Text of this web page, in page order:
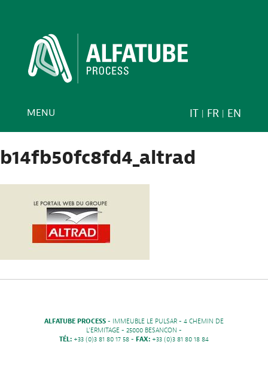
IT FR EN
MENU
b14fb50fc8fd4_altrad
ALFATUBE PROCESS - IMMEUBLE LE PULSAR - 4 CHEMIN DE
L'ERMITAGE - 25000 BESANCON -
TÉL: +33 (0)3 81 80 17 58 - FAX: +33 (0)3 81 80 18 84